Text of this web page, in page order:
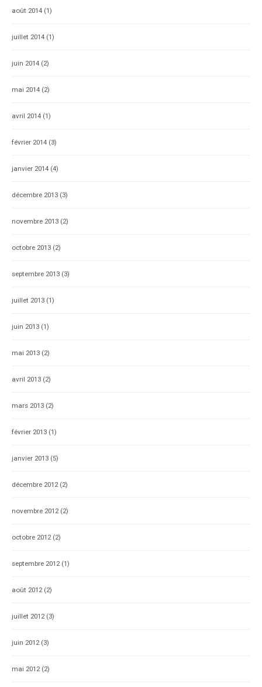
août 2014 (1)
juillet 2014 (1)
juin 2014 (2)
mai 2014 (2)
avril 2014 (1)
février 2014 (3)
janvier 2014 (4)
décembre 2013 (3)
novembre 2013 (2)
octobre 2013 (2)
septembre 2013 (3)
juillet 2013 (1)
juin 2013 (1)
mai 2013 (2)
avril 2013 (2)
mars 2013 (2)
février 2013 (1)
janvier 2013 (5)
décembre 2012(2)
novembre 2012(2)
octobre 2012(2)
septembre 2012(1)
août 2012(2)
juillet 2012(3)
juin 2012(3)
mai 2012(2)